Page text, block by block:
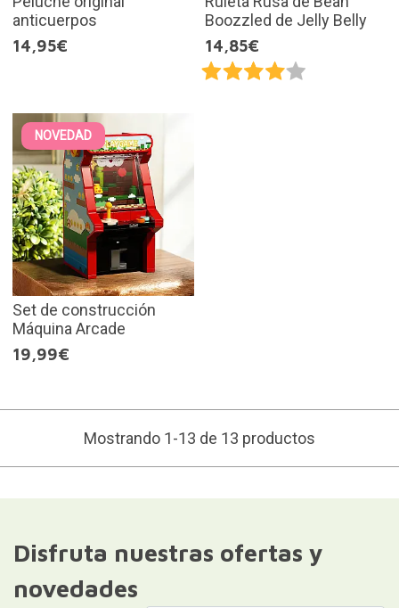
anticuerpos
14,95€
Boozzled de Jelly Belly
14,85€
NOVEDAD
Set de construcción
Máquina Arcade
19,99€
Mostrando 1-13 de 13 productos
Disfruta nuestras ofertas y
novedades